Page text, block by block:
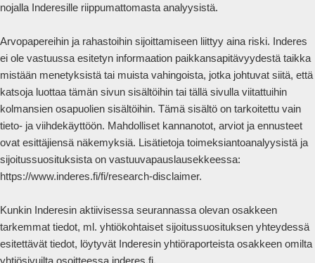
nojalla Inderesille riippumattomasta analyysistä.
Arvopapereihin ja rahastoihin sijoittamiseen liittyy aina riski. Inderes
ei ole vastuussa esitetyn informaation paikkansapitävyydestä taikka
mistään menetyksistä tai muista vahingoista, jotka johtuvat siitä, että
katsoja luottaa tämän sivun sisältöihin tai tällä sivulla viitattuihin
kolmansien osapuolien sisältöihin. Tämä sisältö on tarkoitettu vain
tieto- ja viihdekäyttöön. Mahdolliset kannanotot, arviot ja ennusteet
ovat esittäjiensä näkemyksiä. Lisätietoja toimeksiantoanalyysistä ja
sijoitussuosituksista on vastuuvapauslausekkeessa:
https://www.inderes.fi/fi/research-disclaimer.
Kunkin Inderesin aktiivisessa seurannassa olevan osakkeen
tarkemmat tiedot, ml. yhtiökohtaiset sijoitussuosituksen yhteydessä
esitettävät tiedot, löytyvät Inderesin yhtiöraporteista osakkeen omilta
yhtiösivuilta osoitteessa inderes.fi.